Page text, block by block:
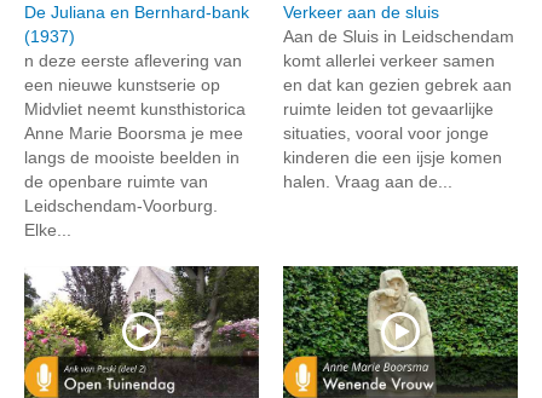
De Juliana en Bernhard-bank
(1937)
n deze eerste aflevering van
een nieuwe kunstserie op
Midvliet neemt kunsthistorica
Anne Marie Boorsma je mee
langs de mooiste beelden in
de openbare ruimte van
Leidschendam-Voorburg.
Elke...
Verkeer aan de sluis
Aan de Sluis in Leidschendam
komt allerlei verkeer samen
en dat kan gezien gebrek aan
ruimte leiden tot gevaarlijke
situaties, vooral voor jonge
kinderen die een ijsje komen
halen. Vraag aan de...